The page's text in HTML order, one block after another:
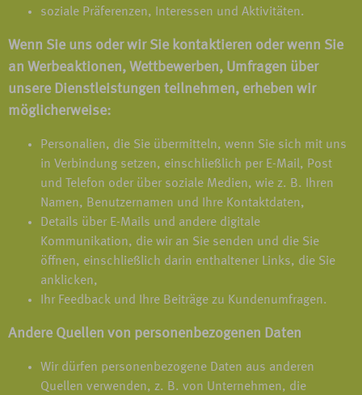
soziale Präferenzen, Interessen und Aktivitäten.
Wenn Sie uns oder wir Sie kontaktieren oder wenn Sie
an Werbeaktionen, Wettbewerben, Umfragen über
unsere Dienstleistungen teilnehmen, erheben wir
möglicherweise:
Personalien, die Sie übermitteln, wenn Sie sich mit uns
in Verbindung setzen, einschließlich per E-Mail, Post
und Telefon oder über soziale Medien, wie z. B. Ihren
Namen, Benutzernamen und Ihre Kontaktdaten,
Details über E-Mails und andere digitale
Kommunikation, die wir an Sie senden und die Sie
öffnen, einschließlich darin enthaltener Links, die Sie
anklicken,
Ihr Feedback und Ihre Beiträge zu Kundenumfragen.
Andere Quellen von personenbezogenen Daten
Wir dürfen personenbezogene Daten aus anderen
Quellen verwenden, z. B. von Unternehmen, die